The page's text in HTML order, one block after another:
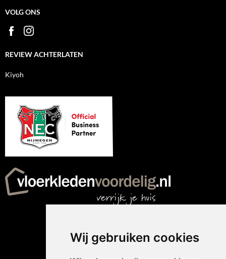
Wij gebruiken cookies
VOLG ONS
REVIEW ACHTERLATEN
Kiyoh